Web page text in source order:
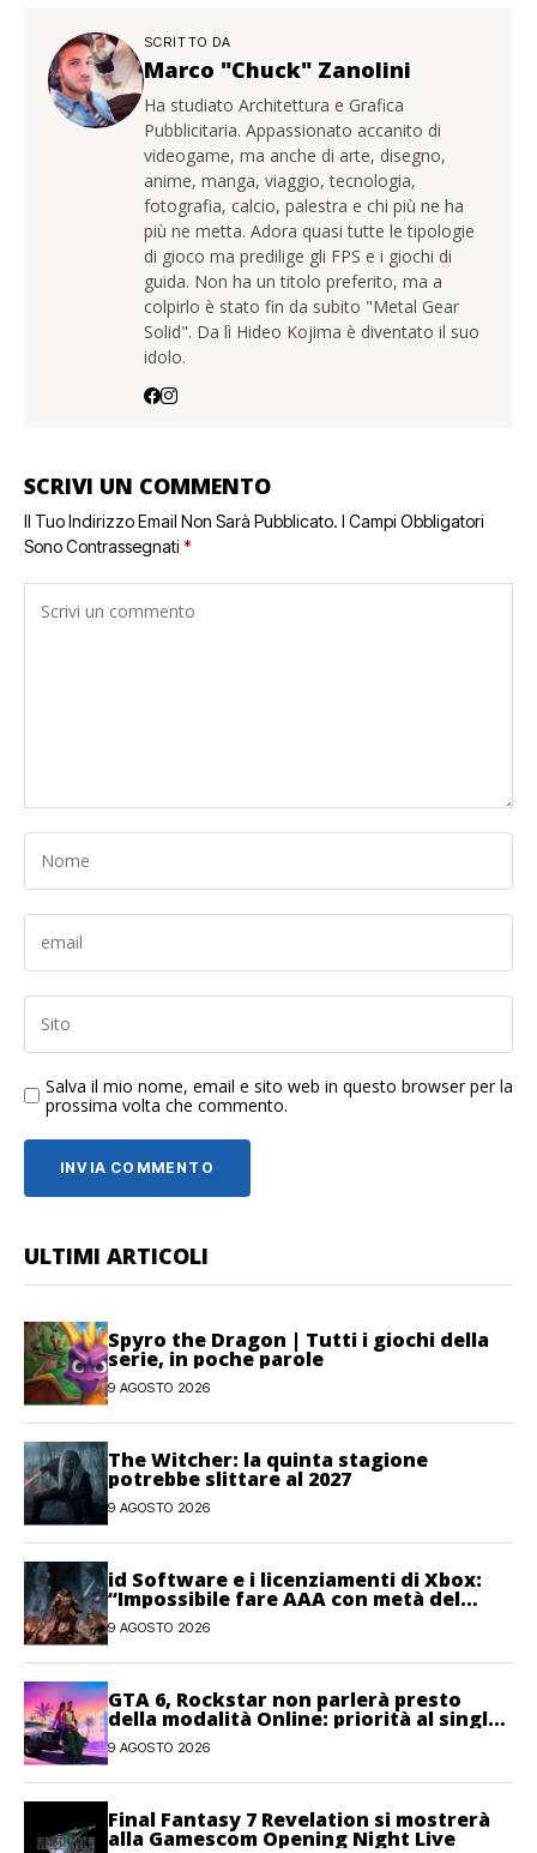
SCRITTO DA
Marco "Chuck" Zanolini
Ha studiato Architettura e Grafica
Pubblicitaria. Appassionato accanito di
videogame, ma anche di arte, disegno,
anime, manga, viaggio, tecnologia,
fotografia, calcio, palestra e chi più ne ha
più ne metta. Adora quasi tutte le tipologie
di gioco ma predilige gli FPS e i giochi di
guida. Non ha un titolo preferito, ma a
colpirlo è stato fin da subito "Metal Gear
Solid". Da lì Hideo Kojima è diventato il suo
idolo.
SCRIVI UN COMMENTO
Il Tuo Indirizzo Email Non Sarà Pubblicato. I Campi Obbligatori
Sono Contrassegnati *
Salva il mio nome, email e sito web in questo browser per la
prossima volta che commento.
ULTIMI ARTICOLI
Spyro the Dragon | Tutti i giochi della
serie, in poche parole
9 AGOSTO 2026
The Witcher: la quinta stagione
potrebbe slittare al 2027
9 AGOSTO 2026
id Software e i licenziamenti di Xbox:
“Impossibile fare AAA con metà del
personale”
9 AGOSTO 2026
GTA 6, Rockstar non parlerà presto
della modalità Online: priorità al single-
player
9 AGOSTO 2026
Final Fantasy 7 Revelation si mostrerà
alla Gamescom Opening Night Live